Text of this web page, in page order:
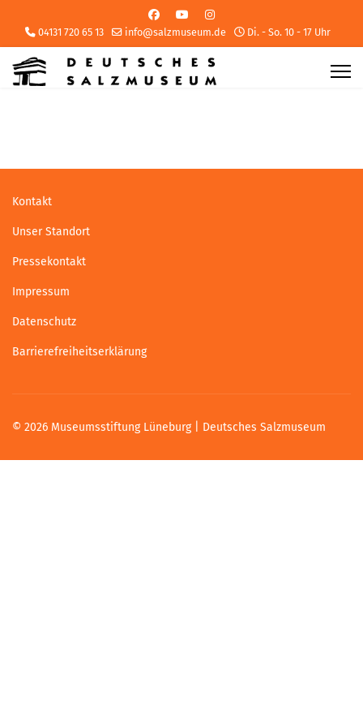
04131 720 65 13 info@salzmuseum.de Di. - So. 10 - 17 Uhr
Kontakt
Unser Standort
Pressekontakt
Impressum
Datenschutz
Barrierefreiheitserklärung
© 2026 Museumsstiftung Lüneburg | Deutsches Salzmuseum